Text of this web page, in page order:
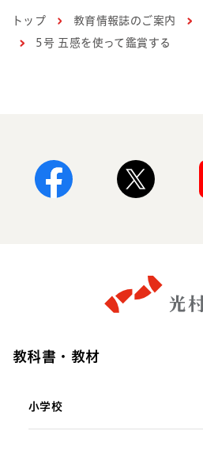
トップ 教育情報誌のご案内
5号 五感を使って鑑賞する
教科書・教材
小学校